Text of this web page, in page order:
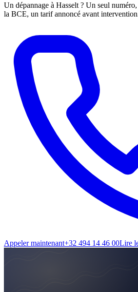
Un dépannage à Hasselt ? Un seul
la BCE, un tarif annoncé avant
Appeler maintenant+32 494 14 46 00Lire